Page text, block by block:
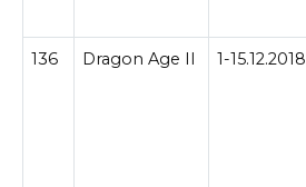
136 Dragon Age II 1-15.12.2018